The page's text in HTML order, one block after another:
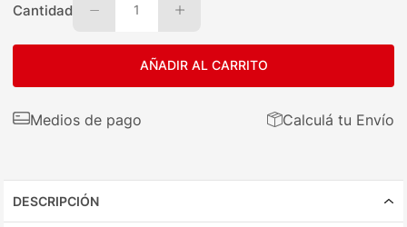
Cantidad 1
AÑADIR AL CARRITO
Medios de pago Calculá tu Envío
DESCRIPCIÓN